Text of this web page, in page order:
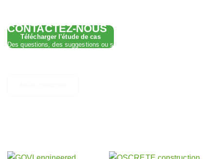
Télécharger l'étude de cas
CONTACTEZ-NOUS
Des questions, des suggestions ou simplement besoin d'un